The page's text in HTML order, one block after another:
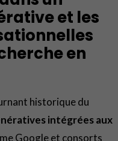
et les
en
historique du
intégrées aux
Google et consorts